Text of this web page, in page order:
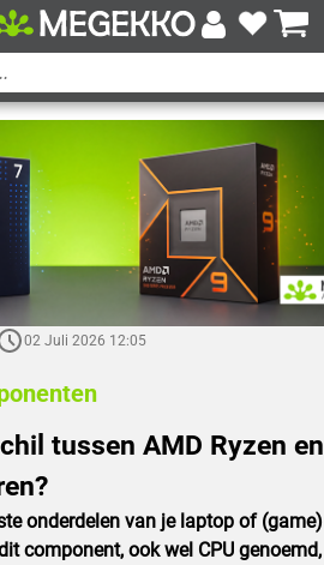
02 Juli 2026 12:05
tussen AMD Ryzen
onderdelen van je laptop of
component, ook wel CPU